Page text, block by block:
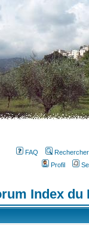
FAQ Rechercher
Profil
Index du